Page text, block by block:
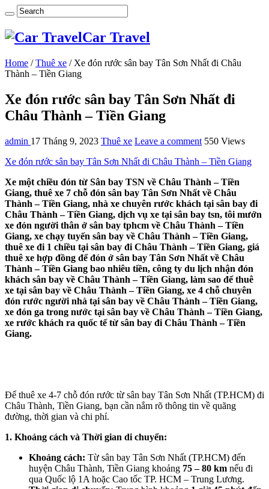
Car Travel
Home / Thuê xe / Xe đón rước sân bay Tân Sơn Nhất đi Châu
Thành – Tiền Giang
Xe đón rước sân bay Tân Sơn Nhất đi
Châu Thành – Tiền Giang
admin 17 Tháng 9, 2023 Thuê xe Leave a comment 550 Views
Xe đón rước sân bay Tân Sơn Nhất đi Châu Thành – Tiền Giang
Xe một chiều đón từ Sân bay TSN về Châu Thành – Tiền
Giang, thuê xe 7 chỗ đón sân bay Tân Sơn Nhất về Châu
Thành – Tiền Giang, nhà xe chuyên rước khách tại sân bay đi
Châu Thành – Tiền Giang, dịch vụ xe tại sân bay tsn, tôi mướn
xe đón người thân ở sân bay tphcm về Châu Thành – Tiền
Giang, xe chạy tuyến sân bay về Châu Thành – Tiền Giang,
thuê xe đi 1 chiều tại sân bay đi Châu Thành – Tiền Giang, giá
thuê xe hợp đồng để đón ở sân bay Tân Sơn Nhất về Châu
Thành – Tiền Giang bao nhiêu tiền, công ty du lịch nhận đón
khách sân bay về Châu Thành – Tiền Giang, làm sao để thuê
xe tại sân bay về Châu Thành – Tiền Giang, xe 4 chỗ chuyên
đón rước người nhà tại sân bay về Châu Thành – Tiền Giang,
xe đón ga trong nước tại sân bay về Châu Thành – Tiền Giang,
xe rước khách ra quốc tế từ sân bay đi Châu Thành – Tiền
Giang.
Để thuê xe 4-7 chỗ đón rước từ sân bay Tân Sơn Nhất (TP.HCM) đi
Châu Thành, Tiền Giang, bạn cần nắm rõ thông tin về quãng
đường, thời gian và chi phí.
1. Khoảng cách và Thời gian di chuyển:
Khoảng cách: Từ sân bay Tân Sơn Nhất (TP.HCM) đến
huyện Châu Thành, Tiền Giang khoảng 75 – 80 km nếu đi
qua Quốc lộ 1A hoặc Cao tốc TP. HCM – Trung Lương.